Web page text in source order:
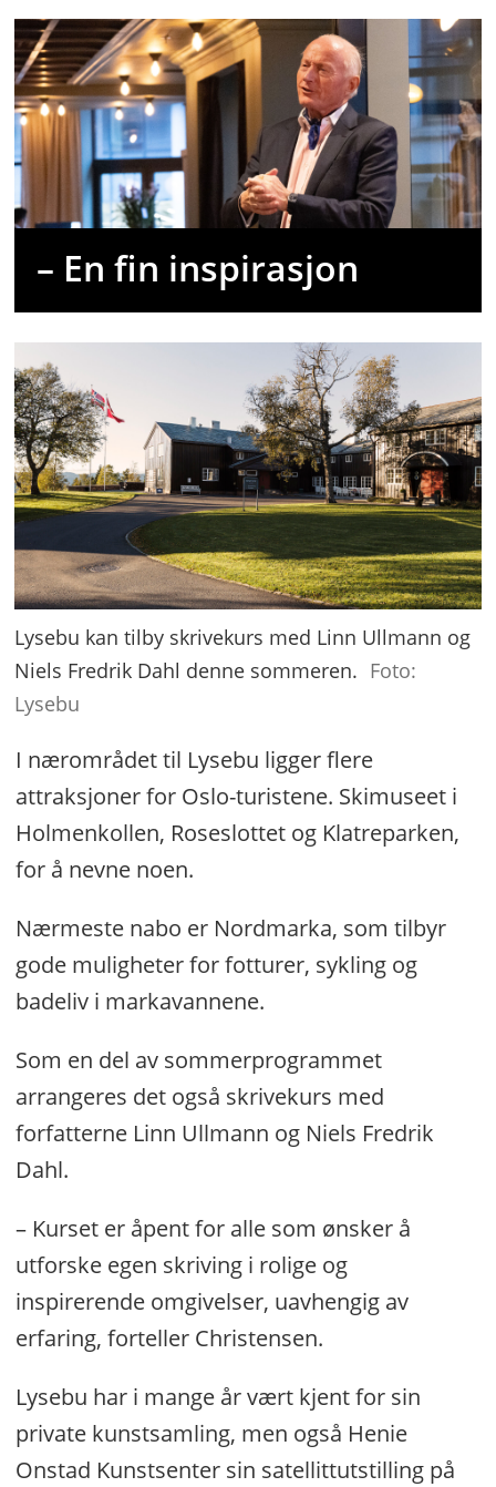
– En fin inspirasjon
Lysebu kan tilby skrivekurs med Linn Ullmann og
Niels Fredrik Dahl denne sommeren. Foto:
Lysebu
I nærområdet til Lysebu ligger flere
attraksjoner for Oslo-turistene. Skimuseet i
Holmenkollen, Roseslottet og Klatreparken,
for å nevne noen.
Nærmeste nabo er Nordmarka, som tilbyr
gode muligheter for fotturer, sykling og
badeliv i markavannene.
Som en del av sommerprogrammet
arrangeres det også skrivekurs med
forfatterne Linn Ullmann og Niels Fredrik
Dahl.
– Kurset er åpent for alle som ønsker å
utforske egen skriving i rolige og
inspirerende omgivelser, uavhengig av
erfaring, forteller Christensen.
Lysebu har i mange år vært kjent for sin
private kunstsamling, men også Henie
Onstad Kunstsenter sin satellittutstilling på